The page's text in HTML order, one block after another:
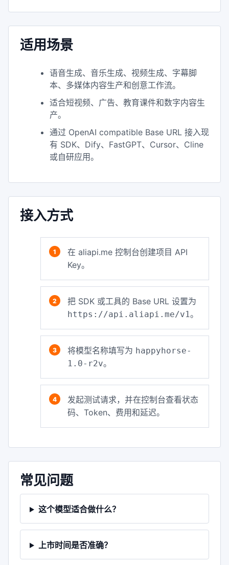
适用场景
语音生成、音乐生成、视频生成、字幕脚
本、多媒体内容生产和创意工作流。
适合短视频、广告、教育课件和数字内容生
产。
通过 OpenAI compatible Base URL 接入现
有 SDK、Dify、FastGPT、Cursor、Cline
或自研应用。
接入方式
在 aliapi.me 控制台创建项目 API
Key。
把 SDK 或工具的 Base URL 设置为
https://api.aliapi.me/v1。
将模型名称填写为 happyhorse-
1.0-r2v。
发起测试请求，并在控制台查看状态
码、Token、费用和延迟。
常见问题
这个模型适合做什么？
上市时间是否准确？